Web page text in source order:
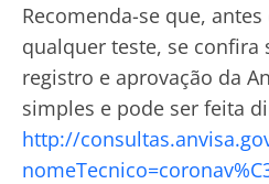
Recomenda-se que,
qualquer teste, se confira
registro e aprovação da
simples e pode ser feita
http://